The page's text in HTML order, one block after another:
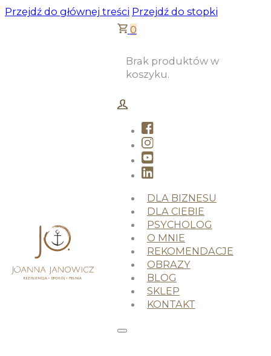
Przejdź do głównej treści Przejdź do stopki
0
Brak produktów w
koszyku.
DLA BIZNESU
DLA CIEBIE
PSYCHOLOG
O MNIE
REKOMENDACJE
OBRAZY
BLOG
SKLEP
KONTAKT